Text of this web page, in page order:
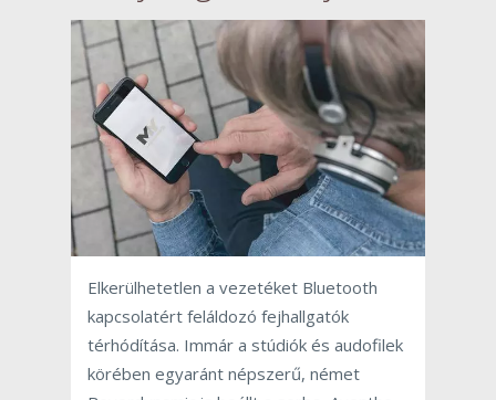
Elkerülhetetlen a vezetéket Bluetooth
kapcsolatért feláldozó fejhallgatók
térhódítása. Immár a stúdiók és audofilek
körében egyaránt népszerű, német